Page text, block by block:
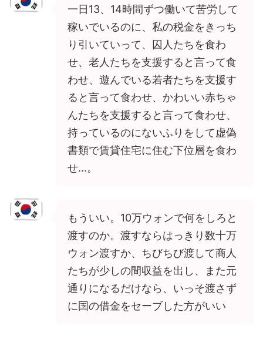
一日13、14時間ずつ働いて苦労して
稼いでいるのに、私の税金をきっち
り引いていって、囚人たちを食わ
せ、老人たちを支援すると言って食
わせ、遊んでいる若者たちを支援す
ると言って食わせ、かわいい赤ちゃ
んたちを支援すると言って食わせ、
持っているのにないふりをして虚偽
書類で賃貸住宅に住む下位層を食わ
せ…。
もういい。10万ウォンで何をしろと
渡すのか。渡すならはっきり数十万
ウォン渡すか、ちびちび渡して商人
たちが少しの間収益を出し、また元
通りになるだけなら、いっそ渡さず
に国の借金をセーブした方がいい